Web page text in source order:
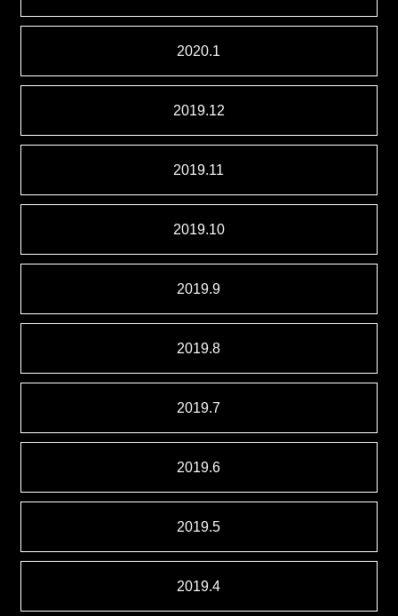
2020.1
2019.12
2019.11
2019.10
2019.9
2019.8
2019.7
2019.6
2019.5
2019.4